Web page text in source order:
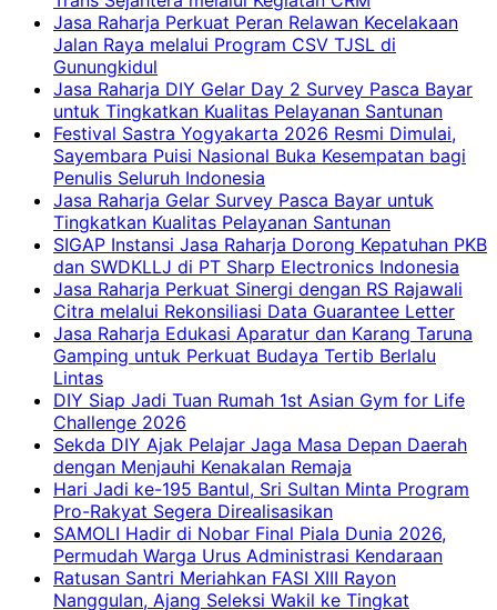
Jasa Raharja Perkuat Peran Relawan Kecelakaan
Jalan Raya melalui Program CSV TJSL di
Gunungkidul
Jasa Raharja DIY Gelar Day 2 Survey Pasca Bayar
untuk Tingkatkan Kualitas Pelayanan Santunan
Festival Sastra Yogyakarta 2026 Resmi Dimulai,
Sayembara Puisi Nasional Buka Kesempatan bagi
Penulis Seluruh Indonesia
Jasa Raharja Gelar Survey Pasca Bayar untuk
Tingkatkan Kualitas Pelayanan Santunan
SIGAP Instansi Jasa Raharja Dorong Kepatuhan PKB
dan SWDKLLJ di PT Sharp Electronics Indonesia
Jasa Raharja Perkuat Sinergi dengan RS Rajawali
Citra melalui Rekonsiliasi Data Guarantee Letter
Jasa Raharja Edukasi Aparatur dan Karang Taruna
Gamping untuk Perkuat Budaya Tertib Berlalu
Lintas
DIY Siap Jadi Tuan Rumah 1st Asian Gym for Life
Challenge 2026
Sekda DIY Ajak Pelajar Jaga Masa Depan Daerah
dengan Menjauhi Kenakalan Remaja
Hari Jadi ke-195 Bantul, Sri Sultan Minta Program
Pro-Rakyat Segera Direalisasikan
SAMOLI Hadir di Nobar Final Piala Dunia 2026,
Permudah Warga Urus Administrasi Kendaraan
Ratusan Santri Meriahkan FASI XIII Rayon
Nanggulan, Ajang Seleksi Wakil ke Tingkat